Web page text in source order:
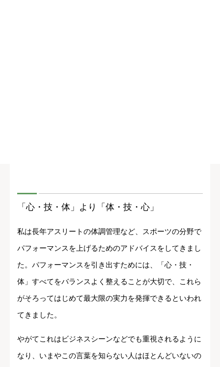
「心・技・体」より「体・技・心」
私は長年アスリートの体調管理など、スポーツの分野で
パフォーマンスを上げるためのアドバイスをしてきまし
た。パフォーマンスを引き出すためには、「心・技・
体」すべてをバランスよく整えることが大切で、これら
がそろってはじめて最大限の実力を発揮できるといわれ
てきました。
やがてこれはビジネスシーンなどでも重視されるように
なり、いまやこの言葉を知らない人はほとんどいないの